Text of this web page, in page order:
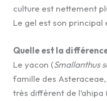
culture est nettement
Le gel est son principal
Quelle est la
Le yacon (Smallanthus
famille des
très différent de